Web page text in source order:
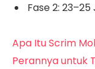
Fase 2:
Apa Itu Scrim
Perannya untuk